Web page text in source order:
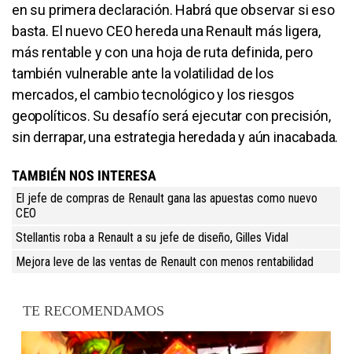
en su primera declaración. Habrá que observar si eso
basta. El nuevo CEO hereda una Renault más ligera,
más rentable y con una hoja de ruta definida, pero
también vulnerable ante la volatilidad de los
mercados, el cambio tecnológico y los riesgos
geopolíticos. Su desafío será ejecutar con precisión,
sin derrapar, una estrategia heredada y aún inacabada.
TAMBIÉN NOS INTERESA
El jefe de compras de Renault gana las apuestas como nuevo
CEO
Stellantis roba a Renault a su jefe de diseño, Gilles Vidal
Mejora leve de las ventas de Renault con menos rentabilidad
TE RECOMENDAMOS